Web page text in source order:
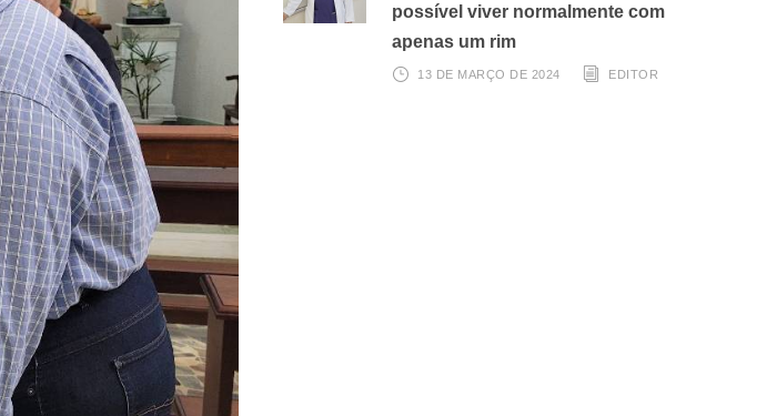
possível viver normalmente com
apenas um rim
13 DE MARÇO DE 2024 EDITOR